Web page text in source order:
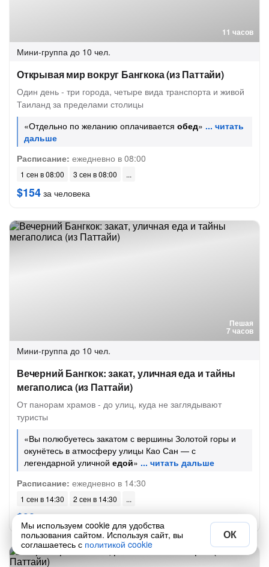
11 часов
Мини-группа до 10 чел.
Открывая мир вокруг Бангкока (из Паттайи)
Один день - три города, четыре вида транспорта и живой
Таиланд за пределами столицы
«Отдельно по желанию оплачивается обед»
Расписание: ежедневно в 08:00
1 сен в 08:00 3 сен в 08:00
$154 за человека
Пешая
7 часов
Мини-группа до 10 чел.
Вечерний Бангкок: закат, уличная еда и тайны
мегаполиса (из Паттайи)
От панорам храмов - до улиц, куда не заглядывают
туристы
«Вы полюбуетесь закатом с вершины Золотой горы и
окунётесь в атмосферу улицы Као Сан — с
легендарной уличной едой»
Расписание: ежедневно в 14:30
1 сен в 14:30 2 сен в 14:30
$90за человека
Мы используем cookie для удобства
пользования сайтом. Используя сайт, вы
соглашаетесь с политикой cookie
ОК